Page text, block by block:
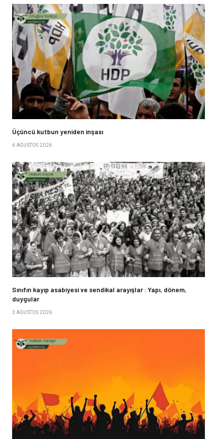
Üçüncü kutbun yeniden inşası
6 AĞUSTOS 2026
Sınıfın kayıp asabiyesi ve sendikal arayışlar : Yapı, dönem,
duygular
3 AĞUSTOS 2026